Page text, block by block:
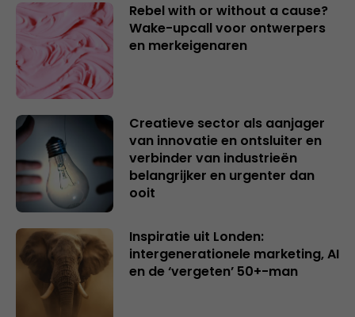
Rebel with or without a cause?
Wake-upcall voor ontwerpers
en merkeigenaren
Creatieve sector als aanjager
van innovatie en ontsluiter en
verbinder van industrieën
belangrijker en urgenter dan
ooit
Inspiratie uit Londen:
intergenerationele marketing, AI
en de ‘vergeten’ 50+-man